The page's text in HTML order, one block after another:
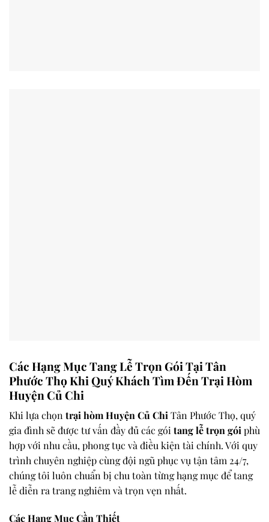
Các Hạng Mục Tang Lễ Trọn Gói Tại Tân
Phước Thọ Khi Quý Khách Tìm Đến Trại Hòm
Huyện Củ Chi
Khi lựa chọntrại hòm Huyện Củ ChiTân Phước Thọ, quý
gia đình sẽ được tư vấn đầy đủ các góitang lễ trọn góiphù
hợp với nhu cầu, phong tục và điều kiện tài chính. Với quy
trình chuyên nghiệp cùng đội ngũ phục vụ tận tâm 24/7,
chúng tôi luôn chuẩn bị chu toàn từng hạng mục để tang
lễ diễn ra trang nghiêm và trọn vẹn nhất.
Các Hạng Mục Cần Thiết